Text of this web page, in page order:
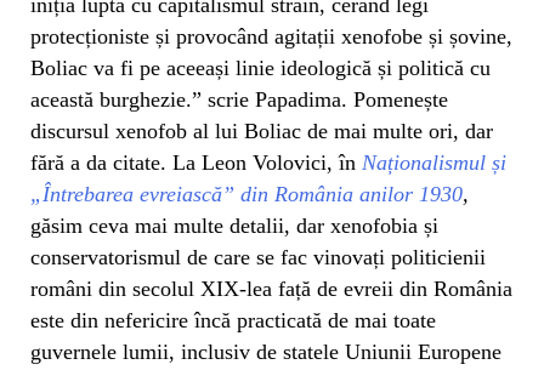
protecționiste și provocând agitații xenofobe și șovine,
Boliac va fi pe aceeași linie ideologică și politică cu
această burghezie.” scrie Papadima. Pomenește
discursul xenofob al lui Boliac de mai multe ori, dar
fără a da citate. La Leon Volovici, în Naționalismul și
„Întrebarea evreiască” din România anilor 1930,
găsim ceva mai multe detalii, dar xenofobia și
conservatorismul de care se fac vinovați politicienii
români din secolul XIX-lea față de evreii din România
este din nefericire încă practicată de mai toate
guvernele lumii, inclusiv de statele Uniunii Europene